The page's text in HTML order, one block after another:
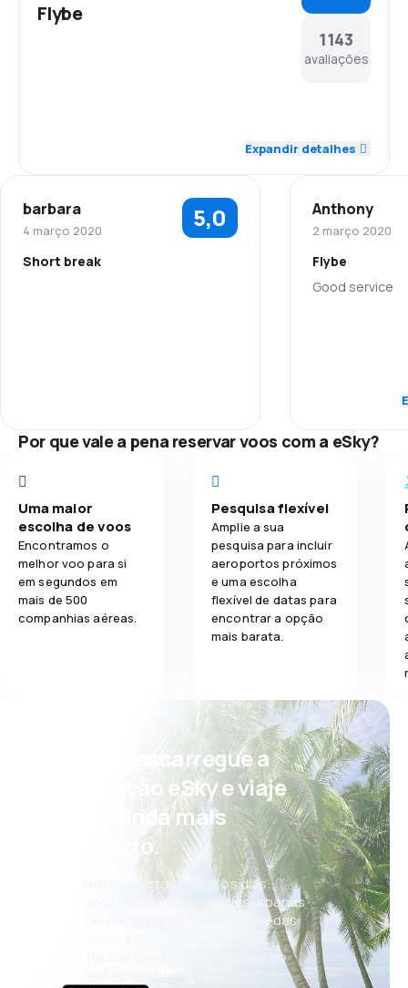
Flybe
1143
avaliações
Rede de voos 4,0
Preço dos bilhetes
Expandir detalhes
barbara
4 março 2020 5,0
Short break
Anthony
2 março 2020
Flybe
Good service
Conforto na
Transporte
Por que vale a pena reservar voos com a eSky?
Uma maior
escolha de voos
Encontramos o
melhor voo para si
em segundos em
mais de 500
companhias aéreas.
Pesquisa flexível
Amplie a sua
pesquisa para incluir
aeroportos próximos
e uma escolha
flexível de datas para
encontrar a opção
mais barata.
Psst! Descarregue a
aplicação eSky e viaje
com ainda mais
conforto.
Novas ofertas todos os dias:
voos, férias, escapadelas urbanas
Gerenciamento conveniente das
Tudo o que importa, sempre ao